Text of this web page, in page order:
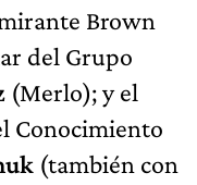
Brown
del Grupo
(Merlo); y el
Conocimiento
(también con